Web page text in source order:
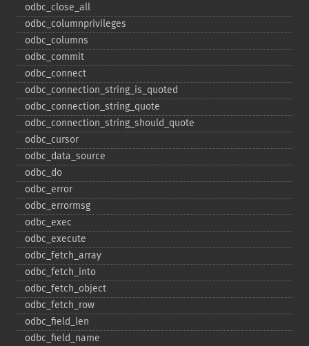
odbc_​close_​all
odbc_​columnprivileges
odbc_​columns
odbc_​commit
odbc_​connect
odbc_​connection_​string_​is_​quoted
odbc_​connection_​string_​quote
odbc_​connection_​string_​should_​quote
odbc_​cursor
odbc_​data_​source
odbc_​do
odbc_​error
odbc_​errormsg
odbc_​exec
odbc_​execute
odbc_​fetch_​array
odbc_​fetch_​into
odbc_​fetch_​object
odbc_​fetch_​row
odbc_​field_​len
odbc_​field_​name